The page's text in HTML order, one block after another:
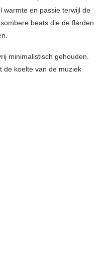
warmte en passie terwijl de
beats die de flarden
minimalistisch gehouden.
de koelte van de muziek